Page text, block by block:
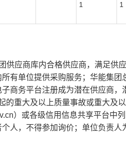
1
1
供应商库内合格供应商，满足
有单位提供采购服务；华能集
商务平台注册成为潜在供应商
的重大及以上质量事故或重大及
）或各级信用信息共享平台中
人，不得参加询价；单位负责